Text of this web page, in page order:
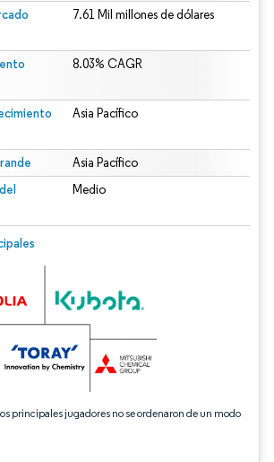
7.61 Mil millones de dólares
8.03% CAGR
Asia Pacífico
Asia Pacífico
Medio
principales jugadores no se ordenaron de un modo
El uso requiere atribución según CC BY 4.0.